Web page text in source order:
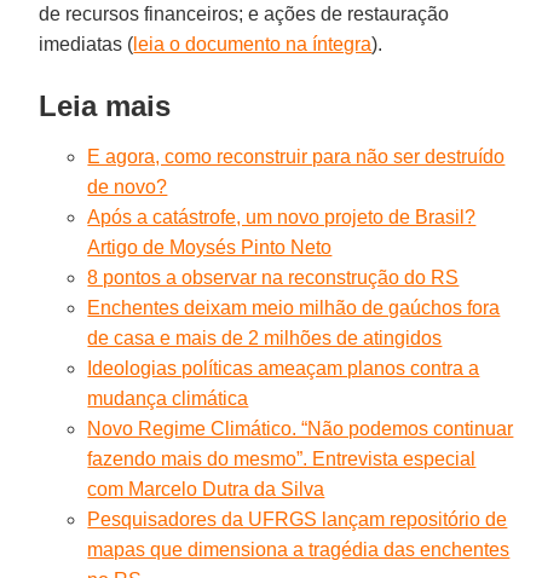
de recursos financeiros; e ações de restauração
imediatas ( leia o documento na íntegra).
Leia mais
E agora, como reconstruir para não ser destruído
de novo?
Após a catástrofe, um novo projeto de Brasil?
Artigo de Moysés Pinto Neto
8 pontos a observar na reconstrução do RS
Enchentes deixam meio milhão de gaúchos fora
de casa e mais de 2 milhões de atingidos
Ideologias políticas ameaçam planos contra a
mudança climática
Novo Regime Climático. “Não podemos continuar
fazendo mais do mesmo”. Entrevista especial
com Marcelo Dutra da Silva
Pesquisadores da UFRGS lançam repositório de
mapas que dimensiona a tragédia das enchentes